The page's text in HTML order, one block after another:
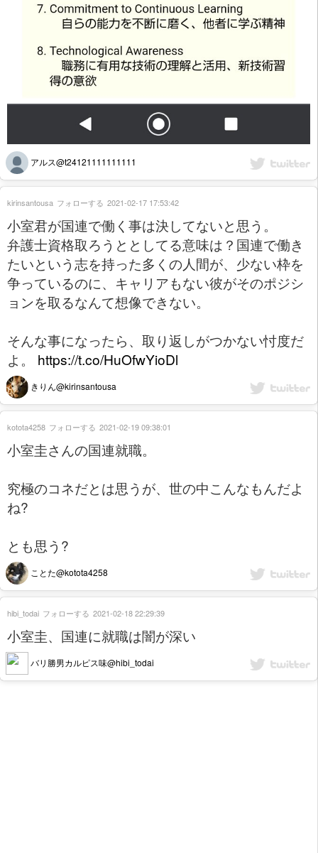
アルス@t24121111111111
小室君が国連で働く事は決してないと思う。
弁護士資格取ろうととしてる意味は？国連で働き
たいという志を持った多くの人間が、少ない枠を
争っているのに、キャリアもない彼がそのポジシ
ョンを取るなんて想像できない。
そんな事になったら、取り返しがつかない忖度だ
よ。 https://t.co/HuOfwYioDl
きりん@kirinsantousa
kirinsantousa フォローする 2021-02-17 17:53:42
小室圭さんの国連就職。
究極のコネだとは思うが、世の中こんなもんだよ
ね?
とも思う?
ことた@kotota4258
kotota4258 フォローする 2021-02-19 09:38:01
小室圭、国連に就職は闇が深い
バリ勝男カルピス味@hibi_todai
hibi_todai フォローする 2021-02-18 22:29:39